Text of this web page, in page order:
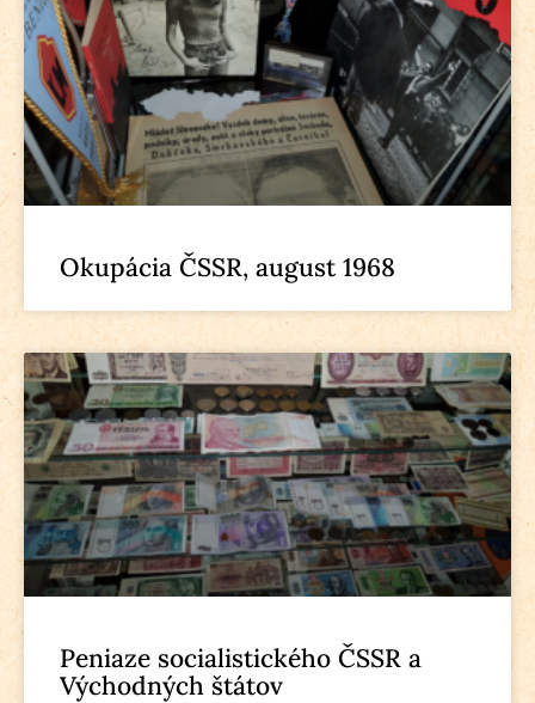
Okupácia ČSSR, august 1968
Peniaze socialistického ČSSR a
Východných štátov